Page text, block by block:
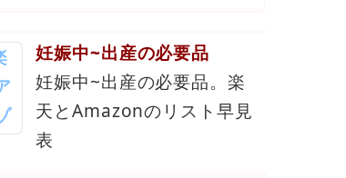
妊娠中~出産の必要品
妊娠中~出産の必要品。楽
天とAmazonのリスト早見
表